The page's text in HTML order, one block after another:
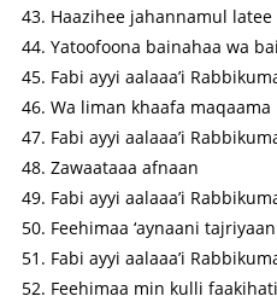
Haazihee jahannamul
Yatoofoona bainahaa wa
Fabi ayyi aalaaa’i
Wa liman khaafa
Fabi ayyi aalaaa’i
Zawaataaa afnaan
Fabi ayyi aalaaa’i
Feehimaa ‘aynaani tajriyaan
Fabi ayyi aalaaa’i
Feehimaa min kulli